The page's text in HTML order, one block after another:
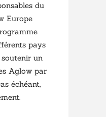
du
Europe
pays
soutenir un
Aglow par
échéant,